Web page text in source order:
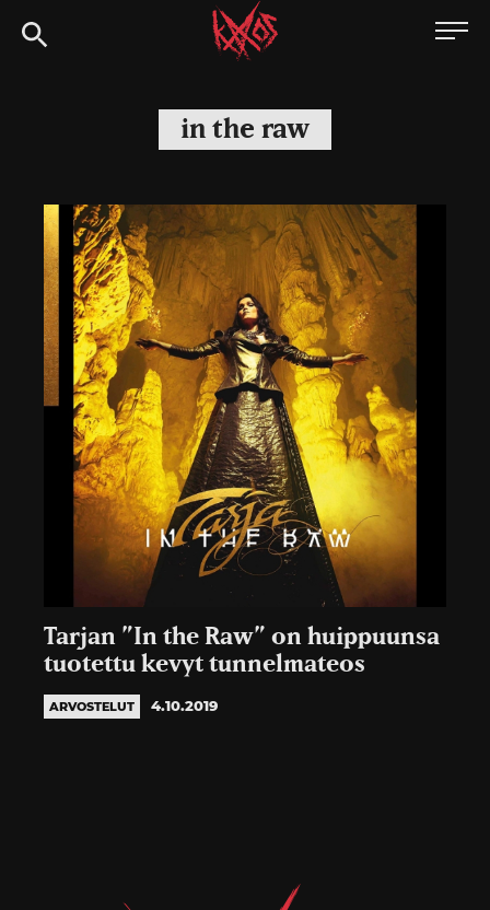
Siirry
suoraan
Kaaoszine
in the raw
Tarjan ”In the Raw” on huippuunsa
tuotettu kevyt tunnelmateos
ARVOSTELUT 4.10.2019